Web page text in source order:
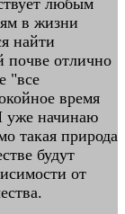
любым
в жизни
найти
почве отлично
"все
время
уже начинаю
такая природа
будут
от